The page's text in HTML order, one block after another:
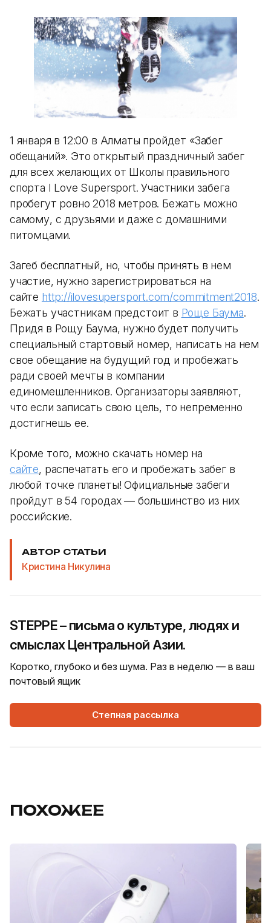
1 января в 12:00 в Алматы пройдет «Забег
обещаний». Это открытый праздничный забег
для всех желающих от Школы правильного
спорта I Love Supersport. Участники забега
пробегут ровно 2018 метров. Бежать можно
самому, с друзьями и даже с домашними
питомцами.
Загеб бесплатный, но, чтобы принять в нем
участие, нужно зарегистрироваться на
сайте http://ilovesupersport.com/commitment2018.
Бежать участникам предстоит в Роще Баума.
Придя в Рощу Баума, нужно будет получить
специальный стартовый номер, написать на нем
свое обещание на будущий год и пробежать
ради своей мечты в компании
единомешленников. Организаторы заявляют,
что если записать свою цель, то непременно
достигнешь ее.
Кроме того, можно скачать номер на
сайте, распечатать его и пробежать забег в
любой точке планеты! Официальные забеги
пройдут в 54 городах — большинство из них
российские.
АВТОР СТАТЬИ
Кристина Никулина
STEPPE – письма о культуре, людях и
смыслах Центральной Азии.
Коротко, глубоко и без шума. Раз в неделю — в ваш
почтовый ящик
Степная рассылка
ПОХОЖЕЕ